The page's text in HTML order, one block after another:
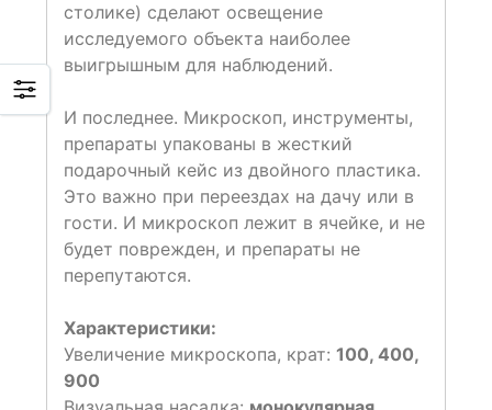
столике) сделают освещение
исследуемого объекта наиболее
выигрышным для наблюдений.
И последнее. Микроскоп, инструменты,
препараты упакованы в жесткий
подарочный кейс из двойного пластика.
Это важно при переездах на дачу или в
гости. И микроскоп лежит в ячейке, и не
будет поврежден, и препараты не
перепутаются.
Характеристики:
Увеличение микроскопа, крат: 100, 400,
900